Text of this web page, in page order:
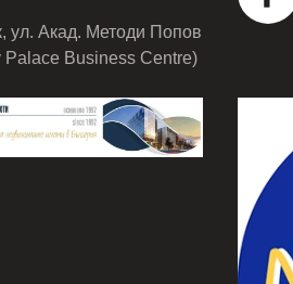
Акад. Методи Попов
Palace Business Centre)